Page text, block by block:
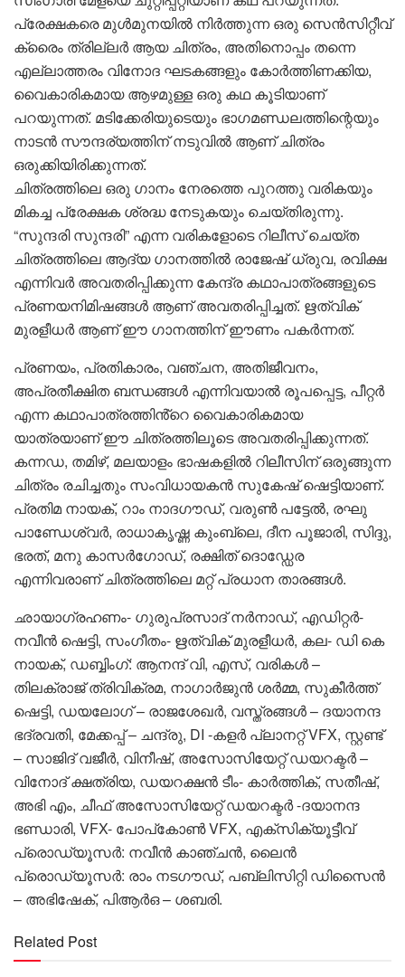
പ്രേക്ഷകരെ മുൾമുനയിൽ നിർത്തുന്ന ഒരു സെൻസിറ്റീവ്
ക്രൈം ത്രില്ലർ ആയ ചിത്രം, അതിനൊപ്പം തന്നെ
എല്ലാത്തരം വിനോദ ഘടകങ്ങളും കോർത്തിണക്കിയ,
വൈകാരികമായ ആഴമുള്ള ഒരു കഥ കൂടിയാണ്
പറയുന്നത്. മടിക്കേരിയുടെയും ഭാഗമണ്ഡലത്തിന്റെയും
നാടൻ സൗന്ദര്യത്തിന് നടുവിൽ ആണ് ചിത്രം
ഒരുക്കിയിരിക്കുന്നത്.
ചിത്രത്തിലെ ഒരു ഗാനം നേരത്തെ പുറത്തു വരികയും
മികച്ച പ്രേക്ഷക ശ്രദ്ധ നേടുകയും ചെയ്തിരുന്നു.
“സുന്ദരി സുന്ദരി” എന്ന വരികളോടെ റിലീസ് ചെയ്ത
ചിത്രത്തിലെ ആദ്യ ഗാനത്തിൽ രാജേഷ് ധ്രുവ, രവിക്ഷ
എന്നിവർ അവതരിപ്പിക്കുന്ന കേന്ദ്ര കഥാപാത്രങ്ങളുടെ
പ്രണയനിമിഷങ്ങൾ ആണ് അവതരിപ്പിച്ചത്. ഋത്വിക്
മുരളീധർ ആണ് ഈ ഗാനത്തിന് ഈണം പകർന്നത്.
പ്രണയം, പ്രതികാരം, വഞ്ചന, അതിജീവനം,
അപ്രതീക്ഷിത ബന്ധങ്ങൾ എന്നിവയാൽ രൂപപ്പെട്ട, പീറ്റർ
എന്ന കഥാപാത്രത്തിൻ്റെ വൈകാരികമായ
യാത്രയാണ് ഈ ചിത്രത്തിലൂടെ അവതരിപ്പിക്കുന്നത്.
കന്നഡ, തമിഴ്, മലയാളം ഭാഷകളിൽ റിലീസിന് ഒരുങ്ങുന്ന
ചിത്രം രചിച്ചതും സംവിധായകൻ സുകേഷ് ഷെട്ടിയാണ്.
പ്രതിമ നായക്, റാം നാദഗൗഡ്, വരുൺ പട്ടേൽ, രഘു
പാണ്ഡേശ്വർ, രാധാകൃഷ്ണ കുംബ്ലെ, ദീന പൂജാരി, സിദ്ദു,
ഭരത്, മനു കാസർഗോഡ്, രക്ഷിത് ദൊഡ്ഡേര
എന്നിവരാണ് ചിത്രത്തിലെ മറ്റ് പ്രധാന താരങ്ങൾ.
ഛായാഗ്രഹണം- ഗുരുപ്രസാദ് നർനാഡ്, എഡിറ്റർ-
നവീൻ ഷെട്ടി, സംഗീതം- ഋത്വിക് മുരളീധർ, കല- ഡി കെ
നായക്, ഡബ്ബിംഗ്: ആനന്ദ് വി, എസ്, വരികൾ –
തിലക്‌രാജ് ത്രിവിക്രമ, നാഗാർജുൻ ശർമ്മ, സുകീർത്ത്
ഷെട്ടി, ഡയലോഗ് – രാജശേഖർ, വസ്ത്രങ്ങൾ – ദയാനന്ദ
ഭദ്രവതി, മേക്കപ്പ് – ചന്ദ്രു, DI -കളർ പ്ലാനറ്റ് VFX, സ്റ്റണ്ട്
– സാജിദ് വജീർ, വിനീഷ്, അസോസിയേറ്റ് ഡയറക്ടർ –
വിനോദ് ക്ഷത്രിയ, ഡയറക്ഷൻ ടീം- കാർത്തിക്, സതീഷ്,
അഭി എം, ചീഫ് അസോസിയേറ്റ് ഡയറക്ടർ -ദയാനന്ദ
ഭണ്ഡാരി, VFX- പോപ്‌കോൺ VFX, എക്‌സിക്യൂട്ടീവ്
പ്രൊഡ്യൂസർ: നവീൻ കാഞ്ചൻ, ലൈൻ
പ്രൊഡ്യൂസർ: രാം നടഗൗഡ്, പബ്ലിസിറ്റി ഡിസൈൻ
– അഭിഷേക്, പിആർഒ – ശബരി.
Related Post